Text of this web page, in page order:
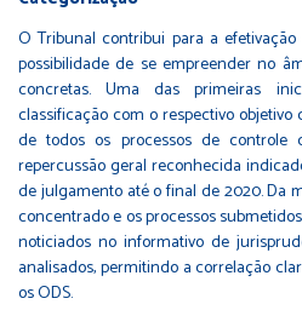
O Tribunal contribui para a
possibilidade de se empreender no
concretas. Uma das primeiras
classificação com o respectivo
de todos os processos de controle
repercussão geral reconhecida
de julgamento até o final de 2020. Da
concentrado e os processos
noticiados no informativo de
analisados, permitindo a correlação
os ODS.